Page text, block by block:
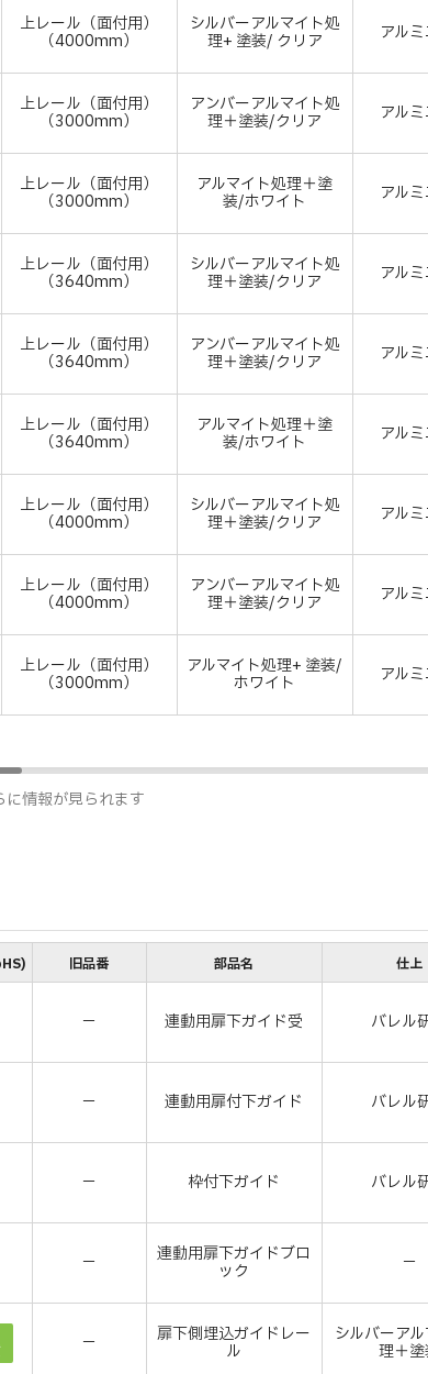
上レール（面付用）
（4000mm）
シルバーアルマイト処
理+ 塗装/ クリア アル
上レール（面付用）
（3000mm）
アンバーアルマイト処
理＋塗装/クリア アル
上レール（面付用）
（3000mm）
アルマイト処理＋塗
装/ホワイト アル
上レール（面付用）
（3640mm）
シルバーアルマイト処
理＋塗装/クリア アル
上レール（面付用）
（3640mm）
アンバーアルマイト処
理＋塗装/クリア アル
上レール（面付用）
（3640mm）
アルマイト処理＋塗
装/ホワイト アル
上レール（面付用）
（4000mm）
シルバーアルマイト処
理＋塗装/クリア アル
上レール（面付用）
（4000mm）
アンバーアルマイト処
理＋塗装/クリア アル
上レール（面付用）
（3000mm）
アルマイト処理+ 塗装/
ホワイト アル
情報が見られます
旧品番 部品名 仕上
－ 連動用扉下ガイド受 バレル
－ 連動用扉付下ガイド バレル
－ 枠付下ガイド バレル
－ 連動用扉下ガイドブロ
ック －
－ 扉下側埋込ガイドレー
ル
シルバーア
理＋塗